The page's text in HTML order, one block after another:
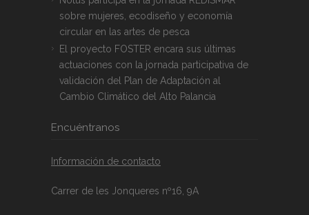
sobre mujeres, ecodiseño y economía
circular en las artes de pesca
El proyecto FOSTER encara sus últimas
actuaciones con la jornada participativa de
validación del Plan de Adaptación al
Cambio Climático del Alto Palancia
Encuéntranos
Información de contacto
Carrer de les Jonqueres nº16, 9A